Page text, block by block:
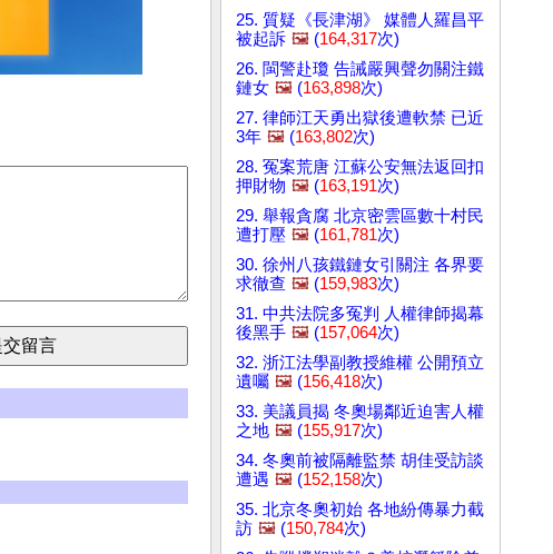
25. 質疑《長津湖》 媒體人羅昌平
被起訴 🖼️ (164,317次)
26. 閩警赴瓊 告誡嚴興聲勿關注鐵
鏈女 🖼️ (163,898次)
27. 律師江天勇出獄後遭軟禁 已近
3年 🖼️ (163,802次)
28. 冤案荒唐 江蘇公安無法返回扣
押財物 🖼️ (163,191次)
29. 舉報貪腐 北京密雲區數十村民
遭打壓 🖼️ (161,781次)
30. 徐州八孩鐵鏈女引關注 各界要
求徹查 🖼️ (159,983次)
31. 中共法院多冤判 人權律師揭幕
後黑手 🖼️ (157,064次)
32. 浙江法學副教授維權 公開預立
遺囑 🖼️ (156,418次)
33. 美議員揭 冬奧場鄰近迫害人權
之地 🖼️ (155,917次)
34. 冬奧前被隔離監禁 胡佳受訪談
遭遇 🖼️ (152,158次)
35. 北京冬奧初始 各地紛傳暴力截
訪 🖼️ (150,784次)